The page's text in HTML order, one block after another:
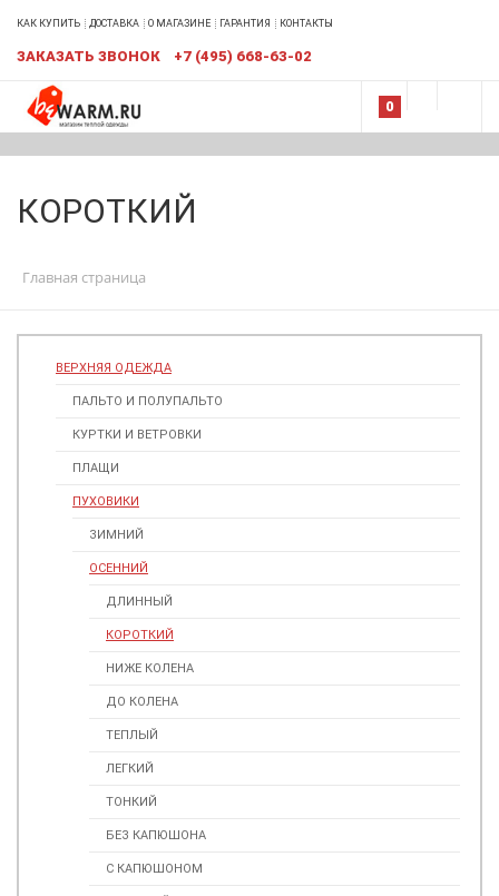
КАК КУПИТЬ ДОСТАВКА О МАГАЗИНЕ ГАРАНТИЯ КОНТАКТЫ
ЗАКАЗАТЬ ЗВОНОК +7 (495) 668-63-02
0
КОРОТКИЙ
Главная страница
ВЕРХНЯЯ ОДЕЖДА
ПАЛЬТО И ПОЛУПАЛЬТО
КУРТКИ И ВЕТРОВКИ
ПЛАЩИ
ПУХОВИКИ
ЗИМНИЙ
ОСЕННИЙ
ДЛИННЫЙ
КОРОТКИЙ
НИЖЕ КОЛЕНА
ДО КОЛЕНА
ТЕПЛЫЙ
ЛЕГКИЙ
ТОНКИЙ
БЕЗ КАПЮШОНА
С КАПЮШОНОМ